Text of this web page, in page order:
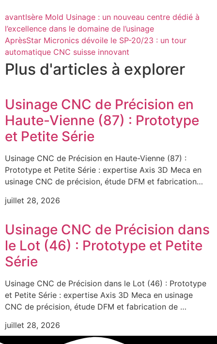
avantIsère Mold Usinage : un nouveau centre dédié à
l’excellence dans le domaine de l’usinage
AprèsStar Micronics dévoile le SP-20/23 : un tour
automatique CNC suisse innovant
Plus d'articles à explorer
Usinage CNC de Précision en
Haute-Vienne (87) : Prototype
et Petite Série
Usinage CNC de Précision en Haute-Vienne (87) :
Prototype et Petite Série : expertise Axis 3D Meca en
usinage CNC de précision, étude DFM et fabrication…
juillet 28, 2026
Usinage CNC de Précision dans
le Lot (46) : Prototype et Petite
Série
Usinage CNC de Précision dans le Lot (46) : Prototype
et Petite Série : expertise Axis 3D Meca en usinage
CNC de précision, étude DFM et fabrication de …
juillet 28, 2026